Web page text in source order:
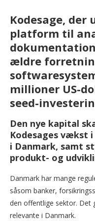
Kodesage, der
platform til
ældre
millioner US-
seed-
Den nye kapital
Kodesages vækst i
i Danmark, samt
produkt- og
Danmark har mange
såsom banker,
den offentlige sektor. Det
relevante i Danmark.